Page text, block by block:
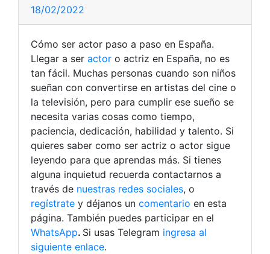
18/02/2022
Cómo ser actor paso a paso en España.
Llegar a ser actor o actriz en España, no es
tan fácil. Muchas personas cuando son niños
sueñan con convertirse en artistas del cine o
la televisión, pero para cumplir ese sueño se
necesita varias cosas como tiempo,
paciencia, dedicación, habilidad y talento. Si
quieres saber como ser actriz o actor sigue
leyendo para que aprendas más. Si tienes
alguna inquietud recuerda contactarnos a
través de nuestras redes sociales, o
regístrate y déjanos un comentario en esta
página. También puedes participar en el
WhatsApp. Si usas Telegram ingresa al
siguiente enlace.